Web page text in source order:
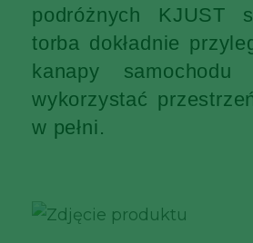
podróżnych KJUST
torba dokładnie
kanapy
wykorzystać
w pełni.